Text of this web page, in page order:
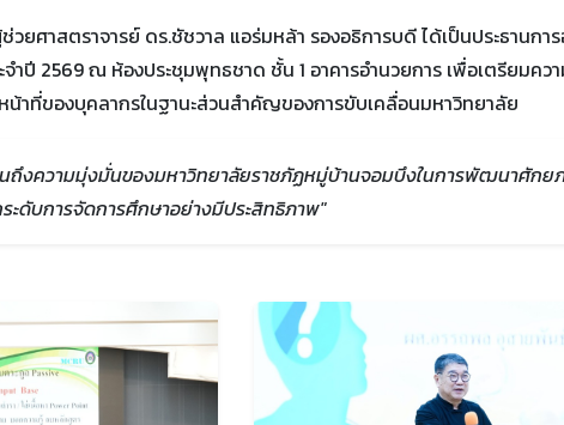
ยศาสตราจารย์ ดร.ชัชวาล แอร่มหล้า รองอธิการบดี ได้เป็นประธานก
ำปี 2569 ณ ห้องประชุมพุทธชาด ชั้น 1 อาคารอำนวยการ เพื่อเตรียมค
หน้าที่ของบุคลากรในฐานะส่วนสำคัญของการขับเคลื่อนมหาวิทยาลัย
ถึงความมุ่งมั่นของมหาวิทยาลัยราชภัฏหมู่บ้านจอมบึงในการพัฒนาศักย
ดับการจัดการศึกษาอย่างมีประสิทธิภาพ"